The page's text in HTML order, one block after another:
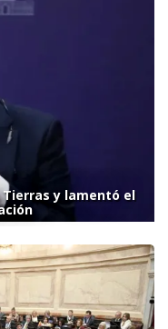
y lamentó el